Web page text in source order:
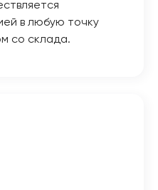
в любую точку
со склада.